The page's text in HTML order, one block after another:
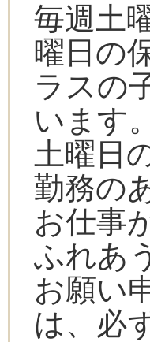
毎週土
曜日の
ラスの
います。
土曜日
勤務の
お仕事
ふれあ
お願い
は、必